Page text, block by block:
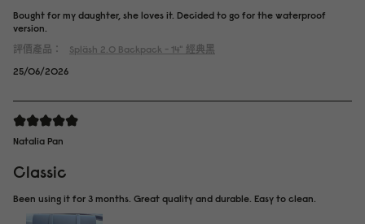
Bought for my daughter, she loves it. Decided to go for the waterproof
version.
評價產品：
Spläsh 2.0 Backpack - 14" 經典黑
25/06/2026
Natalia Pan
Classic
Been using it for 3 months. Great quality and durable. Easy to clean.